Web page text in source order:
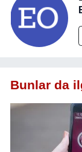
Bunlar da